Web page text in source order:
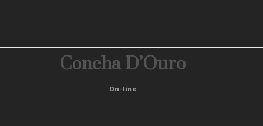
Concha D’Ouro
On-line